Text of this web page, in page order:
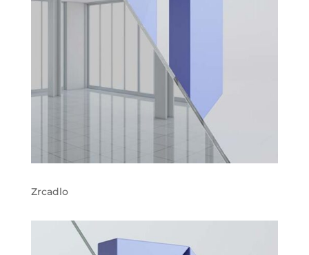
Zrcadlo